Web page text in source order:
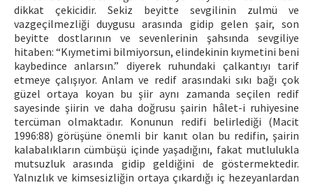
dikkat çekicidir. Sekiz beyitte sevgilinin zulmü ve
vazgeçilmezliği duygusu arasında gidip gelen şair, son
beyitte dostlarının ve sevenlerinin şahsında sevgiliye
hitaben: “Kıymetimi bilmiyorsun, elindekinin kıymetini beni
kaybedince anlarsın.” diyerek ruhundaki çalkantıyı tarif
etmeye çalışıyor. Anlam ve redif arasındaki sıkı bağı çok
güzel ortaya koyan bu şiir aynı zamanda seçilen redif
sayesinde şiirin ve daha doğrusu şairin hâlet-i ruhiyesine
tercüman olmaktadır. Konunun redifi belirlediği (Macit
1996:88) görüşüne önemli bir kanıt olan bu redifin, şairin
kalabalıkların cümbüşü içinde yaşadığını, fakat mutlulukla
mutsuzluk arasında gidip geldiğini de göstermektedir.
Yalnızlık ve kimsesizliğin ortaya çıkardığı iç hezeyanlardan